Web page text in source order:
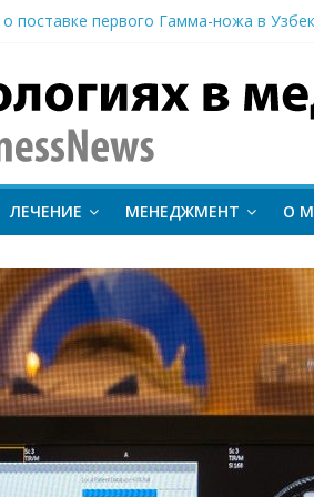
поставке первого Гамма-ножа в
и новый этап развития ядерной
важно следить за состоянием
ЛЕЧЕНИЕ МЕНЕДЖМЕНТ О